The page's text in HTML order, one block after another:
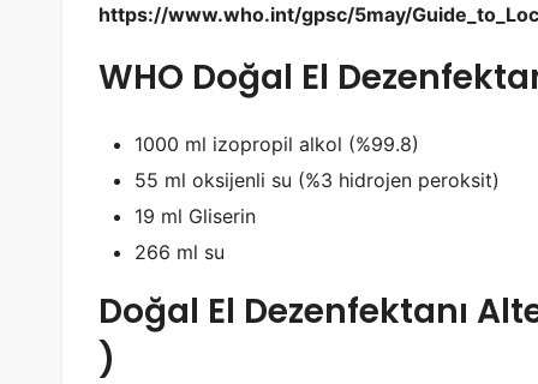
https://www.who.int/gpsc/5may/
WHO Doğal El
1000 ml izopropil alkol (%99.8)
55 ml oksijenli su (%3 hidrojen peroksit)
19 ml Gliserin
266 ml su
Doğal El Dezenfektanı
)